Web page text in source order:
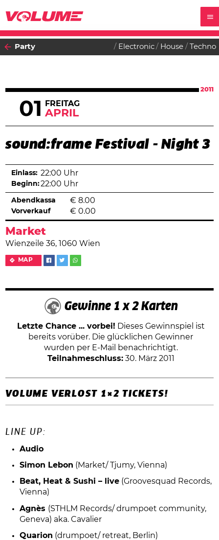
Party Electronic House Techno
2011
01 FREITAG
APRIL
sound:frame Festival - Night 3
Market
Wienzeile 36, 1060 Wien
MAP
Einlass: 22:00 Uhr
Beginn:22:00 Uhr
Abendkassa € 8.00
Vorverkauf € 0.00
Gewinne 1 x 2 Karten
Letzte Chance ... vorbei! Dieses Gewinnspiel ist
bereits vorüber. Die glücklichen Gewinner
wurden per E-Mail benachrichtigt.
Teilnahmeschluss:30. März 2011
VOLUME VERLOST 1×2 TICKETS!
LINE UP:
Audio
Simon Lebon (Market/ Tjumy, Vienna)
Beat, Heat & Sushi – live(Groovesquad Records,
Vienna)
Agnès (STHLM Records/ drumpoet community,
Geneva) aka. Cavalier
Quarion (drumpoet/ retreat, Berlin)